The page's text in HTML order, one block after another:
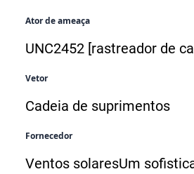
Ator de ameaça
UNC2452 [rastreador de
Vetor
Cadeia de suprimentos
Fornecedor
Ventos solaresUm